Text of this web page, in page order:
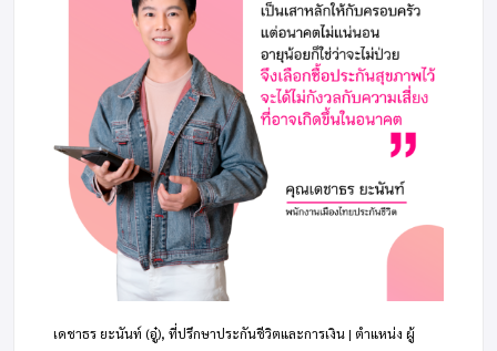
เดชาธร ยะนันท์ (อู๋), ที่ปรึกษาประกันชีวิตและการเงิน | ตำแหน่ง ผู้